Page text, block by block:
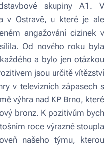
skupiny A1. V
v Ostravě, u které je ale
angažování cizinek v
Od nového roku byla
a bylo jen otázkou
jsou určitě vítězství
v televizních zápasech s
výhra nad KP Brno, které
bronz. K pozitivům bych
roce výrazně stoupla
našeho týmu, kterou